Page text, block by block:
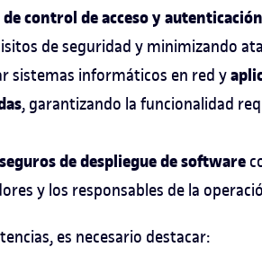
control de acceso y autenticación
de seguridad y minimizando
sistemas informáticos en red y
, garantizando la funcionalidad
de despliegue de software
y los responsables de la
es necesario destacar: